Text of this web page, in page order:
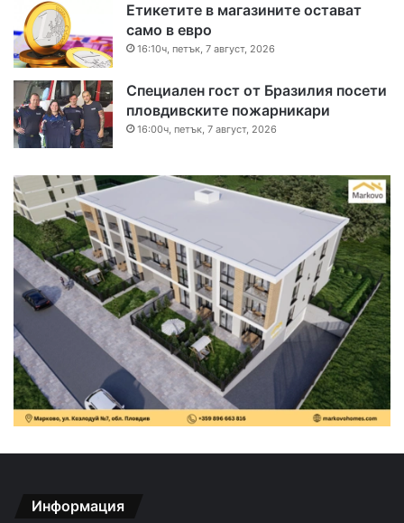
Етикетите в магазините остават
само в евро
16:10ч, петък, 7 август, 2026
Специален гост от Бразилия посети
пловдивските пожарникари
16:00ч, петък, 7 август, 2026
Информация